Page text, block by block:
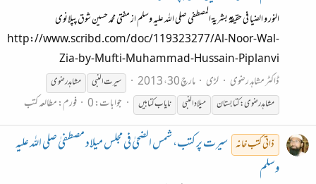
النور و الضیا فی حقیقۃ بشریۃ المصطفی صلی اللہ علیہ وسلم از مفتی محمد حسین شوق پپلانوی
http://www.scribd.com/doc/119323277/Al-Noor-Wal-
Zia-by-Mufti-Muhammad-Hussain-Piplanvi
ڈاکٹر مشاہد رضوی
لڑی مارچ 30، 2013 سیرتالنبی
مشاہد رضوی
مشاہدرضوی:کتابستان
میلادالنبی نایاب کتابیں جوابات: 0 فورم:مطالعہ کتب
ذاتی کتب خانہ سیرت پر کتب، شمس الضحیٰ فی مجلس میلاد مصطفیٰ صلی اللہ علیہ
وسلم